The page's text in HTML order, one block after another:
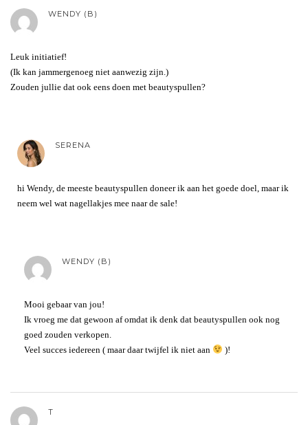
WENDY (B)
Leuk initiatief!
(Ik kan jammergenoeg niet aanwezig zijn.)
Zouden jullie dat ook eens doen met beautyspullen?
SERENA
hi Wendy, de meeste beautyspullen doneer ik aan het goede doel, maar ik
neem wel wat nagellakjes mee naar de sale!
WENDY (B)
Mooi gebaar van jou!
Ik vroeg me dat gewoon af omdat ik denk dat beautyspullen ook nog
goed zouden verkopen.
Veel succes iedereen ( maar daar twijfel ik niet aan
)!
T